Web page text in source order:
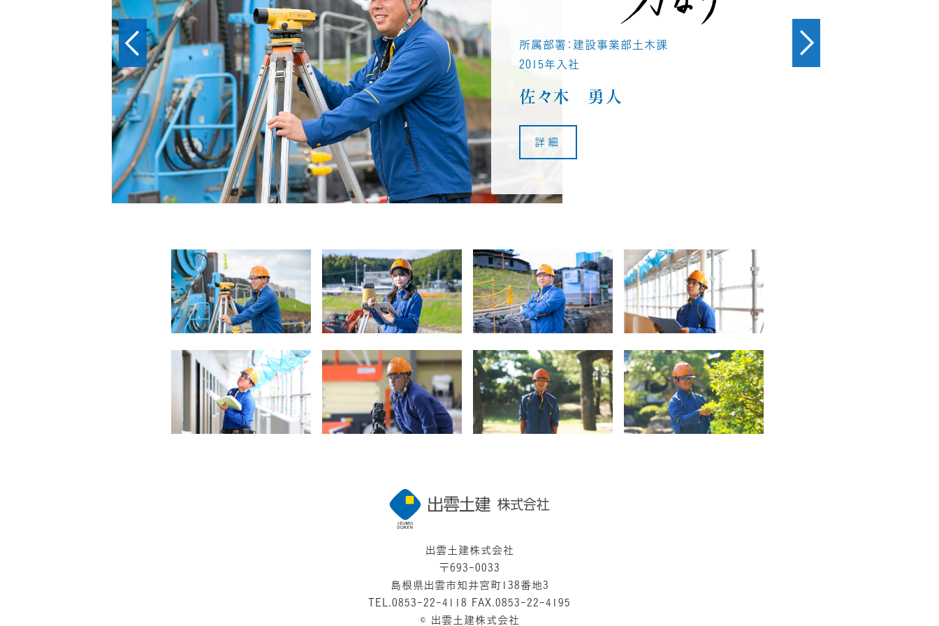
所属部署：建設事業部土木課
2015年入社
佐々木 勇人
詳細
所属部署：建設事業部土木課
2018年入社
朝影 未来
詳細
出雲土建株式会社
〒693-0033
島根県出雲市知井宮町138番地3
TEL.0853-22-4118 FAX.0853-22-4195
© 出雲土建株式会社